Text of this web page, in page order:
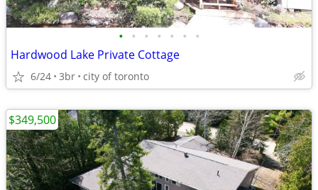
• • • • • • •
Hardwood Lake Private Cottage
6/24 3br city of toronto
$349,500